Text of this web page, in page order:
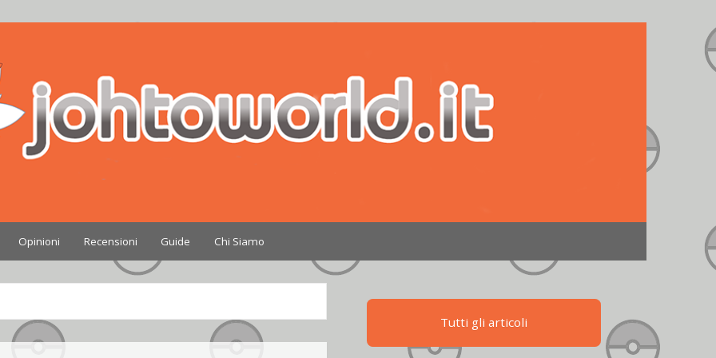
Opinioni Recensioni Guide Chi Siamo
Tutti gli articoli